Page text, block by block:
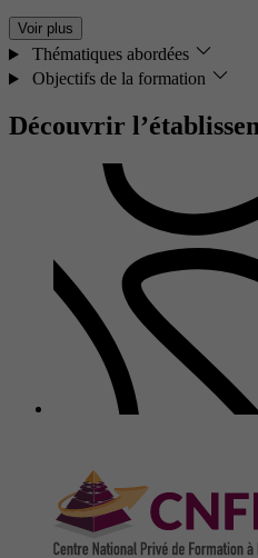
Voir plus
Thématiques abordées
Objectifs de la formation
Découvrir